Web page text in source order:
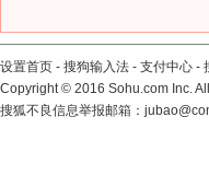
设置首页 - 搜狗输入法 - 支付中心 -
Copyright© 2016 Sohu.com Inc.
搜狐不良信息举报邮箱：